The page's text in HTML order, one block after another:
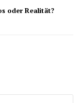
oder Realität?